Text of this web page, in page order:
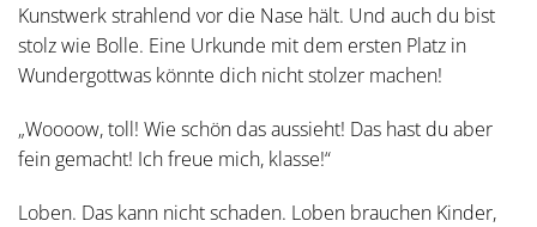
Kunstwerk strahlend vor die Nase hält. Und auch du bist
stolz wie Bolle. Eine Urkunde mit dem ersten Platz in
Wundergottwas könnte dich nicht stolzer machen!
„Woooow, toll! Wie schön das aussieht! Das hast du aber
fein gemacht! Ich freue mich, klasse!“
Loben. Das kann nicht schaden. Loben brauchen Kinder,